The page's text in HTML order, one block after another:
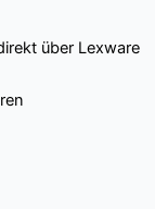
über Lexware